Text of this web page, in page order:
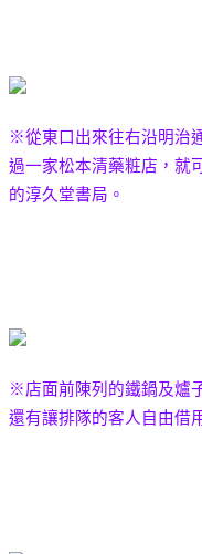
※從東口出來往右沿明治
過一家松本清藥粧店，就
的淳久堂書局。
※店面前陳列的鐵鍋及爐
還有讓排隊的客人自由借